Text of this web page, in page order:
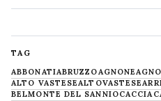
TAG
ABBONATIABRUZZOAGNONE
ALTO VASTESEALTOVASTESE
BELMONTE DEL SANNIOCACCIA